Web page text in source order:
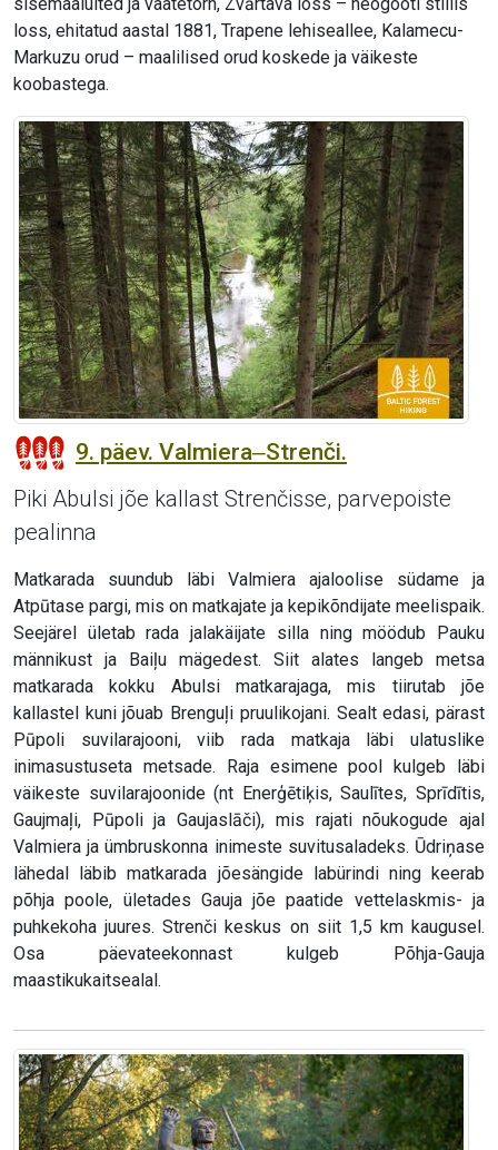
sisemaaluited ja vaatetorn, Zvārtava loss – neogooti stiilis
loss, ehitatud aastal 1881, Trapene lehiseallee, Kalamecu-
Markuzu orud – maalilised orud koskede ja väikeste
koobastega.
9. päev. Valmiera‒Strenči.
Piki Abulsi jõe kallast Strenčisse, parvepoiste
pealinna
Matkarada suundub läbi Valmiera ajaloolise südame ja
Atpūtase pargi, mis on matkajate ja kepikõndijate meelispaik.
Seejärel ületab rada jalakäijate silla ning möödub Pauku
männikust ja Baiļu mägedest. Siit alates langeb metsa
matkarada kokku Abulsi matkarajaga, mis tiirutab jõe
kallastel kuni jõuab Brenguļi pruulikojani. Sealt edasi, pärast
Pūpoli suvilarajooni, viib rada matkaja läbi ulatuslike
inimasustuseta metsade. Raja esimene pool kulgeb läbi
väikeste suvilarajoonide (nt Enerģētiķis, Saulītes, Sprīdītis,
Gaujmaļi, Pūpoli ja Gaujaslāči), mis rajati nõukogude ajal
Valmiera ja ümbruskonna inimeste suvitusaladeks. Ūdriņase
lähedal läbib matkarada jõesängide labürindi ning keerab
põhja poole, ületades Gauja jõe paatide vettelaskmis- ja
puhkekoha juures. Strenči keskus on siit 1,5 km kaugusel.
Osa päevateekonnast kulgeb Põhja-Gauja
maastikukaitsealal.